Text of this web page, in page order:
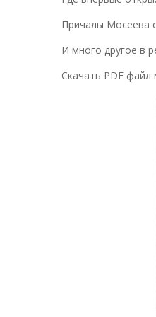
Причалы Мосеева
И много другое в
Скачать PDF